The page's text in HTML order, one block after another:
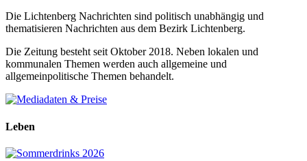
Die Lichtenberg Nachrichten sind politisch unabhängig und
thematisieren Nachrichten aus dem Bezirk Lichtenberg.
Die Zeitung besteht seit Oktober 2018. Neben lokalen und
kommunalen Themen werden auch allgemeine und
allgemeinpolitische Themen behandelt.
Leben